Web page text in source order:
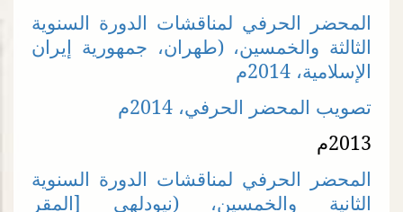
المحضر الحرفي لمناقشات الدورة السنوية
الثالثة والخمسين، (طهران، جمهورية إيران
الإسلامية، 2014م
تصويب المحضر الحرفي، 2014م
2013م
المحضر الحرفي لمناقشات الدورة السنوية
الثانية والخمسين، (نيودلهي [المقر